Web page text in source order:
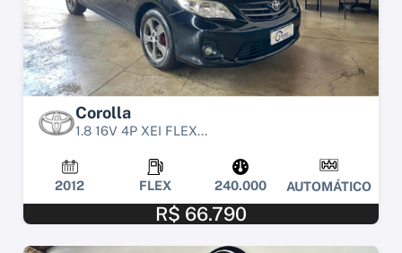
Corolla
1.8 16V 4P XEI FLEX...
2012 FLEX 240.000 AUTOMÁTICO
R$ 66.790